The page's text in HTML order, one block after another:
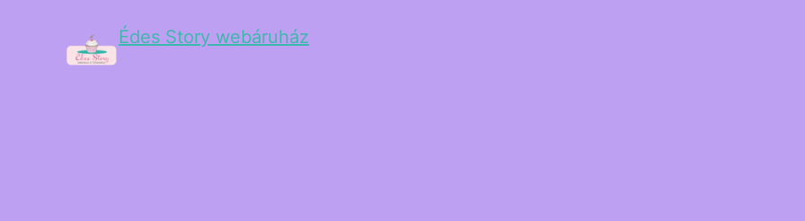
Édes Story webáruház